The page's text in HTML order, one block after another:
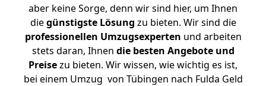
aber keine Sorge, denn wir sind hier, um Ihnen
diegünstigste Lösung zu bieten. Wir sind die
professionellen Umzugsexperten und arbeiten
stets daran, Ihnen die besten Angebote und
Preisezu bieten. Wir wissen, wie wichtig es ist,
bei einem Umzug von Tübingen nach Fulda Geld